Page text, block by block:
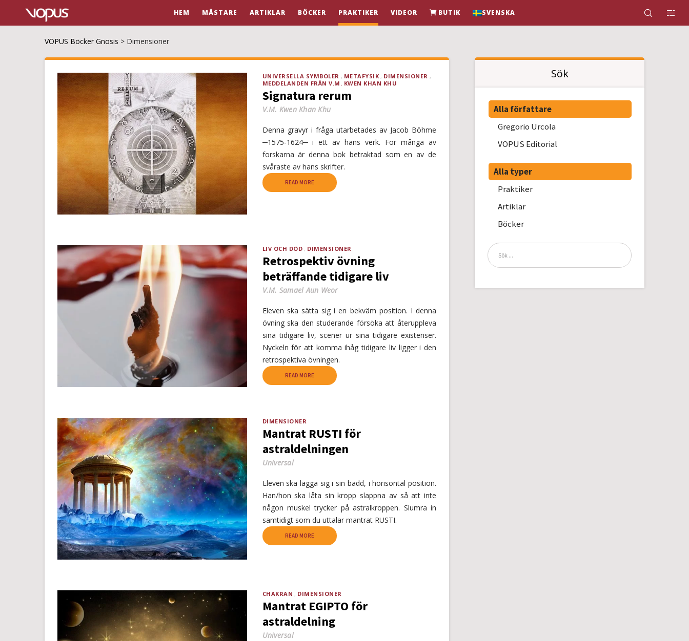
HEM MÄSTARE ARTIKLAR BÖCKER PRAKTIKER VIDEOR BUTIK SVENSKA
VOPUS Böcker Gnosis > Dimensioner
UNIVERSELLA SYMBOLER METAFYSIK
DIMENSIONER
MEDDELANDEN FRÅN V.M. KWEN KHAN KHU
Signatura rerum
V.M. Kwen Khan Khu
Denna gravyr i fråga utarbetades av Jacob Böhme
─1575-1624─ i ett av hans verk. För många av
forskarna är denna bok betraktad som en av de
svåraste av hans skrifter.
READ MORE
LIV OCH DÖD DIMENSIONER
Retrospektiv övning
beträffande tidigare liv
V.M. Samael Aun Weor
Eleven ska sätta sig i en bekväm position. I denna
övning ska den studerande försöka att återuppleva
sina tidigare liv, scener ur sina tidigare existenser.
Nyckeln för att komma ihåg tidigare liv ligger i den
retrospektiva övningen.
READ MORE
DIMENSIONER
Mantrat RUSTI för
astraldelningen
Universal
Eleven ska lägga sig i sin bädd, i horisontal position.
Han/hon ska låta sin kropp slappna av så att inte
någon muskel trycker på astralkroppen. Slumra in
samtidigt som du uttalar mantrat RUSTI.
READ MORE
CHAKRAN DIMENSIONER
Mantrat EGIPTO för
astraldelning
Universal
Sök
Alla författare
Gregorio Urcola
VOPUS Editorial
Alla typer
Praktiker
Artiklar
Böcker